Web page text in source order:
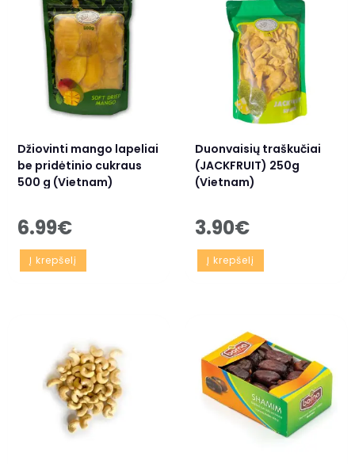
Džiovinti mango lapeliai
be pridėtinio cukraus
500 g (Vietnam)
6.99€
Į krepšelį
Duonvaisių traškučiai
(JACKFRUIT) 250g
(Vietnam)
3.90€
Į krepšelį